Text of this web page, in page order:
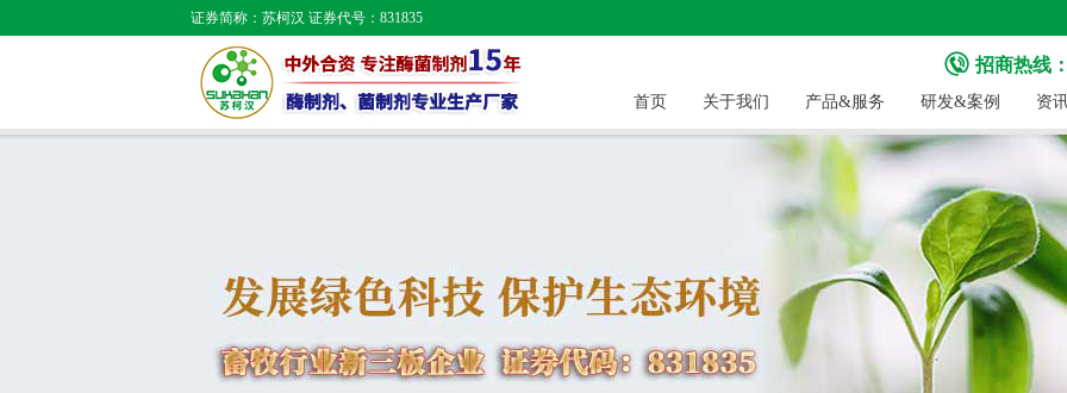
证券简称：苏柯汉 证券代号：831835
招商热线
首页 关于我们 产品&服务 研发&案例 资